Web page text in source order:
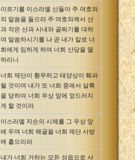
이르기를 이스라엘 산들아 주 여호와
의 말씀을 들으라 주 여호와께서 산
과 작은 산과 시내와 골짜기를 대하
여 말씀하시기를 나 곧 내가 칼로 너
희에게 임하게 하여 너희 산당을 멸
하리니
너희 제단이 황무하고 태양상이 훼파
될 것이며 내가 또 너희 중에서 살륙
을 당하여 너희 우상 앞에 엎드러지
게 할 것이라
이스라엘 자손의 시체를 그 우상 앞
에 두며 너희 해골을 너희 제단 사방
에 흩으리라
내가 너희 거하는 모든 성읍으로 사